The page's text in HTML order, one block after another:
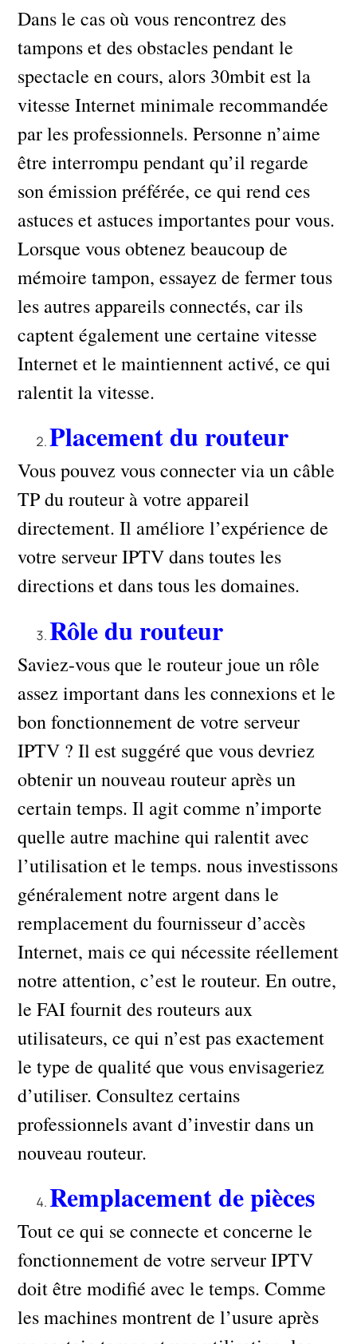
Dans le cas où vous rencontrez des
tampons et des obstacles pendant le
spectacle en cours, alors 30mbit est la
vitesse Internet minimale recommandée
par les professionnels. Personne n’aime
être interrompu pendant qu’il regarde
son émission préférée, ce qui rend ces
astuces et astuces importantes pour vous.
Lorsque vous obtenez beaucoup de
mémoire tampon, essayez de fermer tous
les autres appareils connectés, car ils
captent également une certaine vitesse
Internet et le maintiennent activé, ce qui
ralentit la vitesse.
Placement du routeur
Vous pouvez vous connecter via un câble
TP du routeur à votre appareil
directement. Il améliore l’expérience de
votre serveur IPTV dans toutes les
directions et dans tous les domaines.
Rôle du routeur
Saviez-vous que le routeur joue un rôle
assez important dans les connexions et le
bon fonctionnement de votre serveur
IPTV ? Il est suggéré que vous devriez
obtenir un nouveau routeur après un
certain temps. Il agit comme n’importe
quelle autre machine qui ralentit avec
l’utilisation et le temps. nous investissons
généralement notre argent dans le
remplacement du fournisseur d’accès
Internet, mais ce qui nécessite réellement
notre attention, c’est le routeur. En outre,
le FAI fournit des routeurs aux
utilisateurs, ce qui n’est pas exactement
le type de qualité que vous envisageriez
d’utiliser. Consultez certains
professionnels avant d’investir dans un
nouveau routeur.
Remplacement de pièces
Tout ce qui se connecte et concerne le
fonctionnement de votre serveur IPTV
doit être modifié avec le temps. Comme
les machines montrent de l’usure après